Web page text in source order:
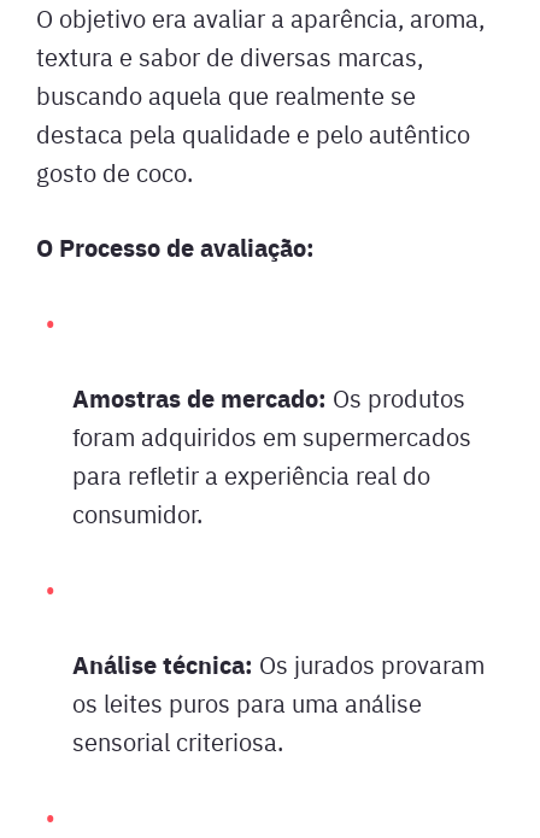
O objetivo era avaliar a aparência, aroma,
textura e sabor de diversas marcas,
buscando aquela que realmente se
destaca pela qualidade e pelo autêntico
gosto de coco.
O Processo de avaliação:
Amostras de mercado: Os produtos
foram adquiridos em supermercados
para refletir a experiência real do
consumidor.
Análise técnica: Os jurados provaram
os leites puros para uma análise
sensorial criteriosa.